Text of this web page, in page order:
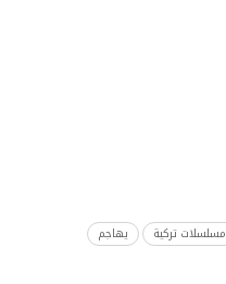
مسلسلات تركية يهاجم